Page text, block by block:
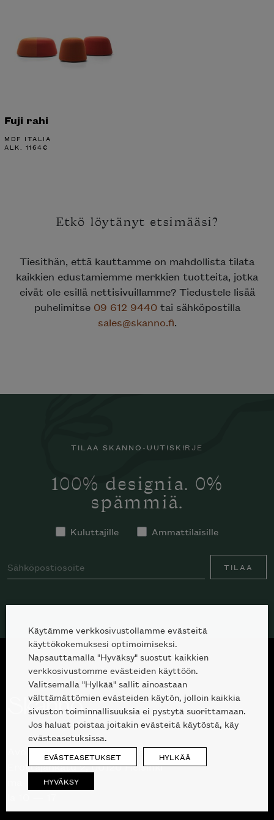
Fuji rahi
MDF ITALIA
ALK. 1164€
Etkö löytänyt etsimääsi?
Tiesithän, että kauttamme on mahdollista tilata
kaikkien edustamiemme merkkien tuotteita, jotka
eivät ole esillä nettisivuillamme? Tiedustele lisää
puhelimitse 09 612 9440tai sähköpostilla
sales@skanno.fi.
TILAA SKANNO-UUTISKIRJE
100% designia. 0%
spämmiä.
Kuluttajille Ammattilaisille
TILAA
Avoinna kuluttajille ja ammattilaisille:
Erottajankatu 2, 00120 Helsinki
ma-pe 10 — 18
Käytämme verkkosivustollamme evästeitä
käyttökokemuksesi optimoimiseksi.
Napsauttamalla "Hyväksy" suostut kaikkien
verkkosivustomme evästeiden käyttöön.
Valitsemalla "Hylkää" sallit ainoastaan
välttämättömien evästeiden käytön, jolloin kaikkia
sivuston toiminnallisuuksia ei pystytä suorittamaan.
Jos haluat poistaa joitakin evästeitä käytöstä, käy
evästeasetuksissa.
EVÄSTEASETUKSET HYLKÄÄ
HYVÄKSY